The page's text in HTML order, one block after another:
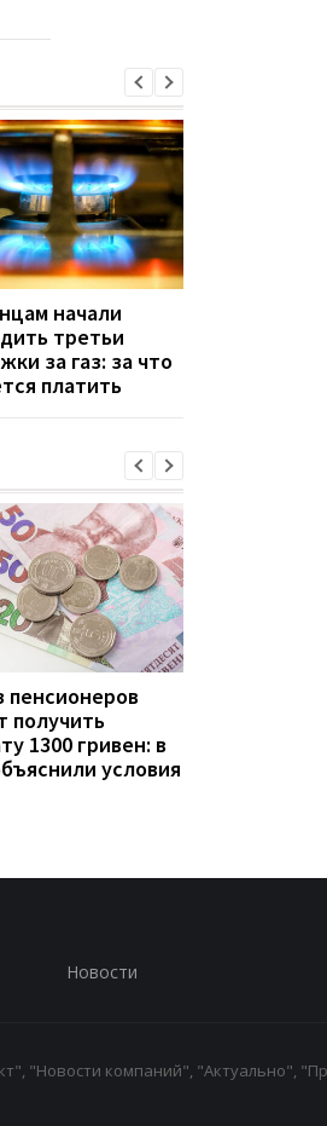
начали
третьи
за газ: за что
платить
пенсионеров
получить
1300 гривен: в
условия
Новости
"Новости компаний", "Актуально",